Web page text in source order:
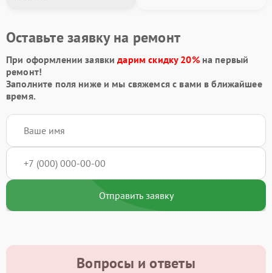
Оставьте заявку на ремонт
При оформлении заявкидарим скидку 20%на первый
ремонт!
Заполните поля ниже и мы свяжемся с вами в ближайшее
время.
Отправить заявку
Вопросы и ответы